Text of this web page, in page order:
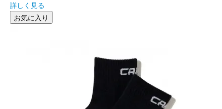
詳しく見る
お気に入り